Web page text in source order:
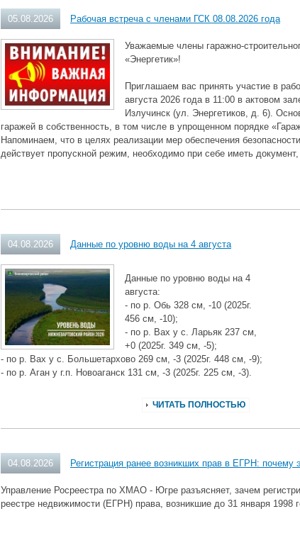
05.08.2026 Рабочая встреча с членами ГСК 08.08.2026 года
Уважаемые члены гаражно-
«Энергетик»!
Приглашаем вас принять участие в
августа 2026 года в 11:00 в актовом
Излучинск (ул. Энергетиков, д. 6).
гаражей в собственность, в том числе в упрощенном порядке
Напоминаем, что в целях реализации мер обеспечения
действует пропускной режим, необходимо при себе иметь
04.08.2026 Данные по уровню воды на 4 августа
Данные по уровню воды на 4
августа:
- по р. Обь 328 см, -10 (2025г.
456 см, -10);
- по р. Вах у с. Ларьяк 237 см,
+0 (2025г. 349 см, -5);
- по р. Вах у с. Большетархово 269 см, -3 (2025г. 448 см, -9);
- по р. Аган у г.п. Новоаганск 131 см, -3 (2025г. 225 см, -3).
ЧИТАТЬ ПОЛНОСТЬЮ
04.08.2026 Регистрация ранее возникших прав в ЕГРН: почему
Управление Росреестра по ХМАО - Югре разъясняет, зачем
реестре недвижимости (ЕГРН) права, возникшие до 31 января 1998